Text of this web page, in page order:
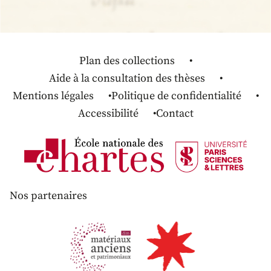
Plan des collections
Aide à la consultation des thèses
Mentions légales
Politique de confidentialité
Accessibilité
Contact
Nos partenaires